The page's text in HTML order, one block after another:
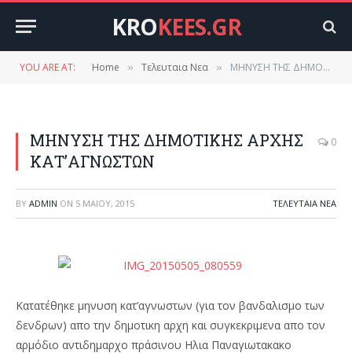
KROKEES.GR
YOU ARE AT: Home » Τελευταια Νεα » ΜΗΝΥΣΗ ΤΗΣ ΔΗΜΟΤΙΚΗΣ ΑΡΧΗΣ ΚΑΤ’ΑΓΝΩΣΤΩΝ
ΜΗΝΥΣΗ ΤΗΣ ΔΗΜΟΤΙΚΗΣ ΑΡΧΗΣ
ΚΑΤ’ΑΓΝΩΣΤΩΝ
0
BY ADMIN ON 5 ΜΑΪ́ΟΥ, 2015 ΤΕΛΕΥΤΑΙΑ ΝΕΑ
Κατατέθηκε μηνυση κατ’αγνωστων (για τον βανδαλισμο των
δενδρων) απο την δημοτικη αρχη και συγκεκριμενα απο τον
αρμόδιο αντιδημαρχο πράσινου Ηλια Παναγιωτακακο